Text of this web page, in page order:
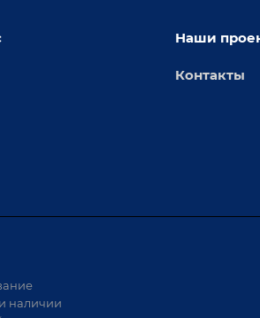
автоматизации
Наши
Контакты
наличии